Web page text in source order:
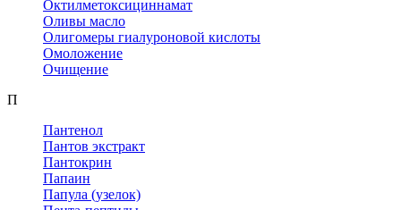
Октилметоксициннамат
Оливы масло
Олигомеры гиалуроновой кислоты
Омоложение
Очищение
П
Пантенол
Пантов экстракт
Пантокрин
Папаин
Папула (узелок)